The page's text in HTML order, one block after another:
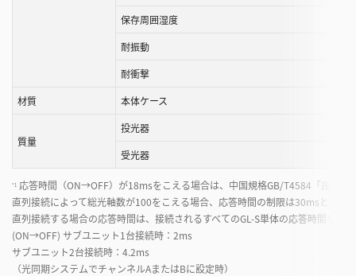
保存周囲湿度
耐振動
耐衝撃
材質
本体ケース
質量
投光器
受光器
*1 応答時間（ON→OFF）が18msをこえる場合は、中国規格GB/T4584「压力
直列接続によって総光軸数が100をこえる場合、応答時間の制限は30msとなり
直列接続する場合の応答時間は、接続されるすべてのGL-S単体の応答時間を足
(ON→OFF) サブユニット1台接続時：2ms
サブユニット2台接続時：4.2ms
（光同期システムでチャンネルAまたはBに設定時）